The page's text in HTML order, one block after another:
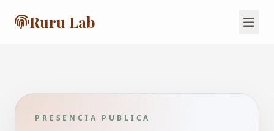
Ruru Lab
PRESENCIA PUBLICA